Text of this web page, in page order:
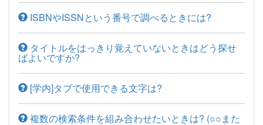
ISBNやISSNという番号で調べるときには?
タイトルをはっきり覚えていないときはどう探せ
ばよいですか?
[学内]タブで使用できる文字は?
複数の検索条件を組み合わせたいときは? (○○また